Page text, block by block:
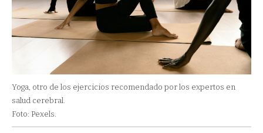
Yoga, otro de los ejercicios recomendado por los expertos en
salud cerebral.
Foto: Pexels.